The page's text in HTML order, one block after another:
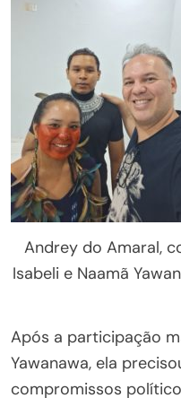
Andrey do Amaral,
Isabeli e Naamã
Após a participação
Yawanawa, ela
compromissos